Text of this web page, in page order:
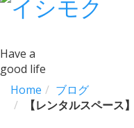
Have a
good life
Home
ブログ
【レンタルスペース